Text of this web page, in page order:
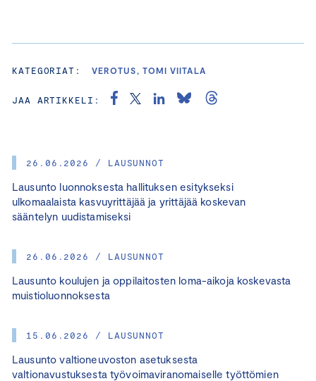
26.06.2026 / LAUSUNNOT
Lausunto luonnoksesta hallituksen esitykseksi
ulkomaalaista kasvuyrittäjää ja yrittäjää koskevan
sääntelyn uudistamiseksi
26.06.2026 / LAUSUNNOT
Lausunto koulujen ja oppilaitosten loma-aikoja koskevasta
muistioluonnoksesta
15.06.2026 / LAUSUNNOT
Lausunto valtioneuvoston asetuksesta
valtionavustuksesta työvoimaviranomaiselle työttömien
KATEGORIAT: VEROTUS, TOMI VIITALA
JAA ARTIKKELI: